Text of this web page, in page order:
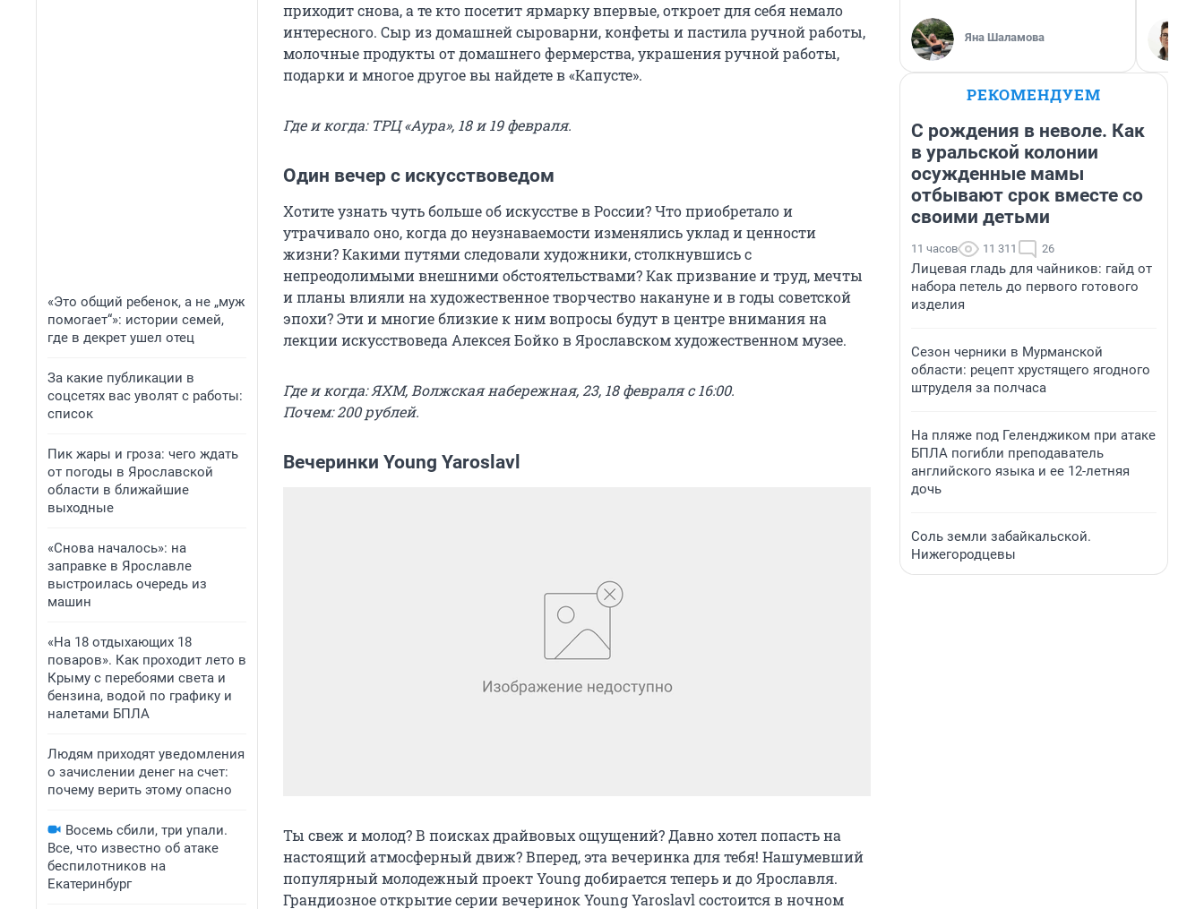
«Это общий ребенок, а не „муж
помогает“»: истории семей,
где в декрет ушел отец
За какие публикации в
соцсетях вас уволят с работы:
список
Пик жары и гроза: чего ждать
от погоды в Ярославской
области в ближайшие
выходные
«Снова началось»: на
заправке в Ярославле
выстроилась очередь из
машин
«На 18 отдыхающих 18
поваров». Как проходит лето в
Крыму с перебоями света и
бензина, водой по графику и
налетами БПЛА
Людям приходят уведомления
о зачислении денег на счет:
почему верить этому опасно
Восемь сбили, три упали.
Все, что известно об атаке
беспилотников на
Екатеринбург
приходит снова, а те кто посетит ярмарку впервые, откроет для себя немало
интересного. Сыр из домашней сыроварни, конфеты и пастила ручной работы,
молочные продукты от домашнего фермерства, украшения ручной работы,
подарки и многое другое вы найдете в «Капусте».
Где и когда: ТРЦ «Аура», 18 и 19 февраля.
Один вечер с искусствоведом
Хотите узнать чуть больше об искусстве в России? Что приобретало и
утрачивало оно, когда до неузнаваемости изменялись уклад и ценности
жизни? Какими путями следовали художники, столкнувшись с
непреодолимыми внешними обстоятельствами? Как призвание и труд, мечты
и планы влияли на художественное творчество накануне и в годы советской
эпохи? Эти и многие близкие к ним вопросы будут в центре внимания на
лекции искусствоведа Алексея Бойко в Ярославском художественном музее.
Где и когда: ЯХМ, Волжская набережная, 23, 18 февраля с 16:00.
Почем: 200 рублей.
Вечеринки Young Yaroslavl
Ты свеж и молод? В поисках драйвовых ощущений? Давно хотел попасть на
настоящий атмосферный движ? Вперед, эта вечеринка для тебя! Нашумевший
популярный молодежный проект Young добирается теперь и до Ярославля.
Грандиозное открытие серии вечеринок Young Yaroslavl состоится в ночном
Яна Шаламова
РЕКОМЕНДУЕМ
С рождения в неволе. Как
в уральской колонии
осужденные мамы
отбывают срок вместе со
своими детьми
11 часов 11 311 26
Лицевая гладь для чайников: гайд от
набора петель до первого готового
изделия
Сезон черники в Мурманской
области: рецепт хрустящего ягодного
штруделя за полчаса
На пляже под Геленджиком при атаке
БПЛА погибли преподаватель
английского языка и ее 12-летняя
дочь
Соль земли забайкальской.
Нижегородцевы